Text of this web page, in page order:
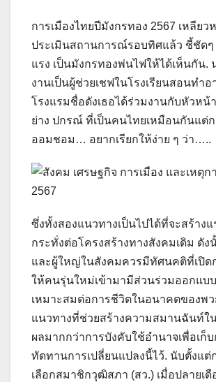
การเมืองไทยปีมังกรทอง 2567 เหลียว
ประเมินสถานการณ์รอบทิศแล้ว ชี้ชัดๆ
แรง เป็นมังกรทองพ่นไฟให้ได้เห็นกัน.
งานเป็นผู้ช่วยเชฟในโรงเรียนสอนทําอ
โรงแรมชื่อดังเธอได้ร่วมงานกับหัวหน้
ย่าง ปกรณ์ ที่เป็นคนไทยเหมือนกันแต่ก
ออมชอม… อยากเรียกให้ง่าย ๆ ว่า…..
ซึ่งทั้งสองแนวทางเป็นไปได้ที่จะสร้างแ
กระทั่งต่อโครงสร้างทางสังคมเดิม ดัง
และผู้ใหญ่ในสังคมควรมีทัศนคติที่เปิด
ให้คนรุ่นใหม่เข้ามามีส่วนร่วมออกแบ
เหมาะสมต่อการชีวิตในอนาคตของพว
แนวทางที่ช่วยสร้างความสมานฉันท์ใ
ผลมากกว่าการบังคับใช้อำนาจเพื่อเก็
ทัดทานการเปลี่ยนแปลงนี้ไว้. นับตั้งแต่
เลือกสมาชิกวุฒิสภา (สว.) เมื่อปลายเ